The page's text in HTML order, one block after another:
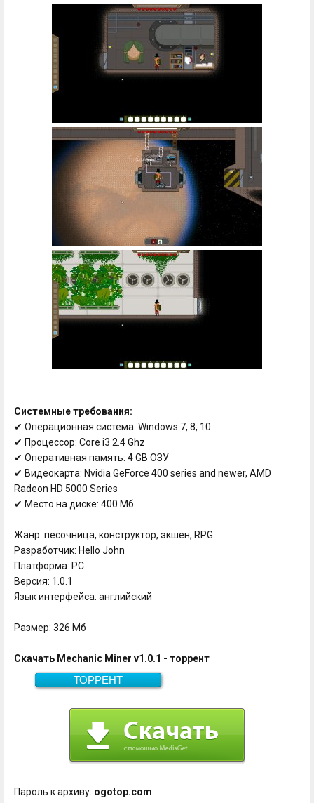
Системные требования:
✔ Операционная система: Windows 7, 8, 10
✔ Процессор: Core i3 2.4 Ghz
✔ Оперативная память: 4 GB ОЗУ
✔ Видеокарта: Nvidia GeForce 400 series and newer, AMD
Radeon HD 5000 Series
✔ Место на диске: 400 Мб
Жанр: песочница, конструктор, экшен, RPG
Разработчик: Hello John
Платформа: PC
Версия: 1.0.1
Язык интерфейса: английский
Размер: 326 Мб
Скачать Mechanic Miner v1.0.1 - торрент
ТОРРЕНТ
326 Мб
Скачать
Пароль к архиву: ogotop.com